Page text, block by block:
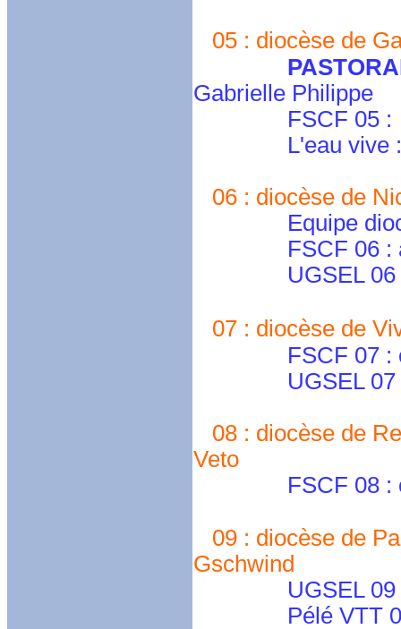
05 : diocèse de
Gabrielle Philippe
FSCF 05 :
L'eau vive
06 : diocèse de
Equipe
FSCF 06 :
UGSEL 06
07 : diocèse de
FSCF 07 :
UGSEL 07
08 : diocèse de
Veto
FSCF 08 :
09 : diocèse de
Gschwind
UGSEL 09
Pélé VTT